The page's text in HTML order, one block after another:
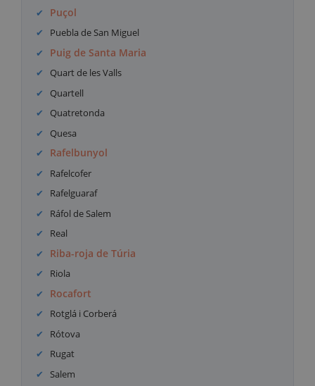
Puçol
Puebla de San Miguel
Puig de Santa Maria
Quart de les Valls
Quartell
Quatretonda
Quesa
Rafelbunyol
Rafelcofer
Rafelguaraf
Ráfol de Salem
Real
Riba-roja de Túria
Riola
Rocafort
Rotglá i Corberá
Rótova
Rugat
Salem